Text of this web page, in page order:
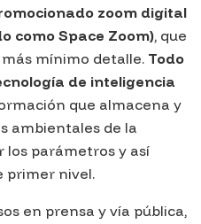
zoom digital
como Space Zoom), que
mínimo detalle. Todo
de inteligencia
que almacena y
ambientales de la
parámetros y así
primer nivel.
en prensa y vía pública,